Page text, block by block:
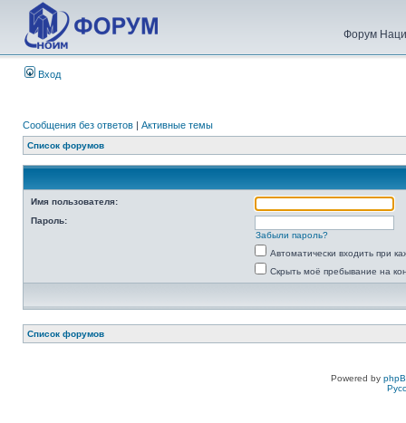
Форум
Вход
Сообщения без ответов | Активные темы
Список форумов
Имя пользователя:
Пароль:
Забыли пароль?
Автоматически входить при
Скрыть моё пребывание на
Список форумов
Powered by